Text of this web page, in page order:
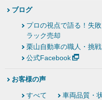
ブログ
プロの視点で語る！失
ラック売却
栗山自動車の職人・挑戦
公式Facebook
お客様の声
すべて 車両品質・